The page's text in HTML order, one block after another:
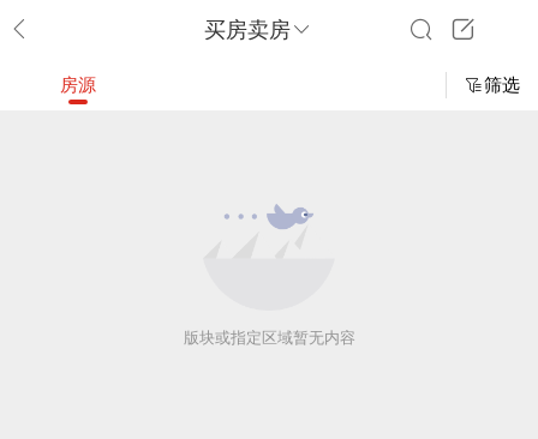
买房卖房
房源 筛选
版块或指定区域暂无内容